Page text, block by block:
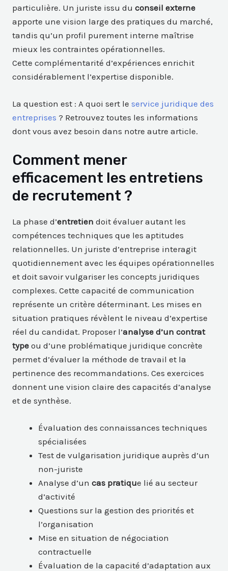
particulière. Un juriste issu duconseil externe
apporte une vision large des pratiques du marché,
tandis qu’un profil purement interne maîtrise
mieux les contraintes opérationnelles.
Cette complémentarité d’expériences enrichit
considérablement l’expertise disponible.
La question est : A quoi sert leservice juridique des
entreprises ? Retrouvez toutes les informations
dont vous avez besoin dans notre autre article.
Comment mener
efficacement les entretiens
de recrutement ?
La phase d’entretien doit évaluer autant les
compétences techniques que les aptitudes
relationnelles. Un juriste d’entreprise interagit
quotidiennement avec les équipes opérationnelles
et doit savoir vulgariser les concepts juridiques
complexes. Cette capacité de communication
représente un critère déterminant. Les mises en
situation pratiques révèlent le niveau d’expertise
réel du candidat. Proposer l’analyse d’un contrat
type ou d’une problématique juridique concrète
permet d’évaluer la méthode de travail et la
pertinence des recommandations. Ces exercices
donnent une vision claire des capacités d’analyse
et de synthèse.
Évaluation des connaissances techniques
spécialisées
Test de vulgarisation juridique auprès d’un
non-juriste
Analyse d’uncas pratique lié au secteur
d’activité
Questions sur la gestion des priorités et
l’organisation
Mise en situation de négociation
contractuelle
Évaluation de la capacité d’adaptation aux